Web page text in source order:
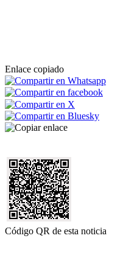
Enlace copiado
Código QR de esta noticia